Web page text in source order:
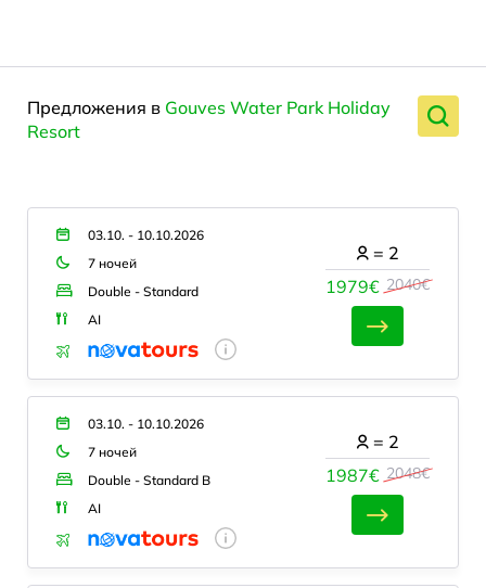
Предложения в Gouves Water Park Holiday
Resort
03.10. - 10.10.2026
7 ночей
Double - Standard
AI
1979€ 2040€
= 2
03.10. - 10.10.2026
7 ночей
Double - Standard B
AI
1987€ 2048€
= 2